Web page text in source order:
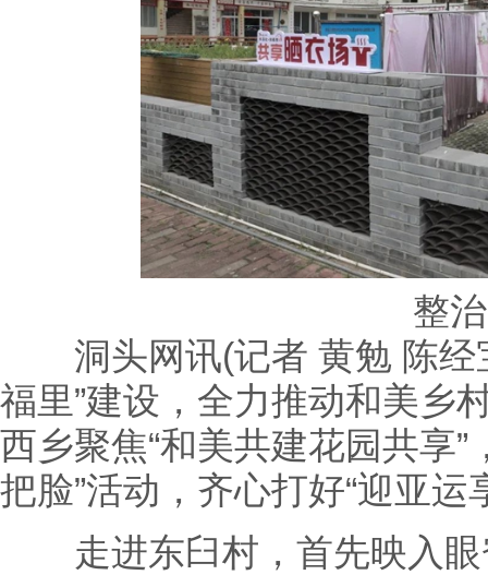
整
洞头网讯(记者 黄勉 陈经
福里”建设，全力推动和美乡
西乡聚焦“和美共建花园共享
把脸”活动，齐心打好“迎亚运
走进东臼村，首先映入眼